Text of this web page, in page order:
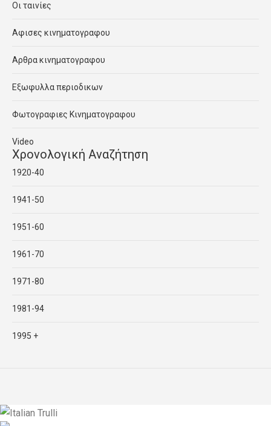
Οι ταινίες
Αφισες κινηματογραφου
Αρθρα κινηματογραφου
Εξωφυλλα περιοδικων
Φωτογραφιες Κινηματογραφου
Video
Χρονολογική Αναζήτηση
1920-40
1941-50
1951-60
1961-70
1971-80
1981-94
1995 +